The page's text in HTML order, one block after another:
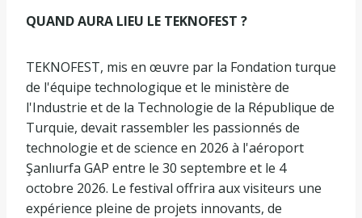
QUAND AURA LIEU LE TEKNOFEST ?
TEKNOFEST, mis en œuvre par la Fondation turque
de l'équipe technologique et le ministère de
l'Industrie et de la Technologie de la République de
Turquie, devait rassembler les passionnés de
technologie et de science en 2026 à l'aéroport
Şanlıurfa GAP entre le 30 septembre et le 4
octobre 2026. Le festival offrira aux visiteurs une
expérience pleine de projets innovants, de